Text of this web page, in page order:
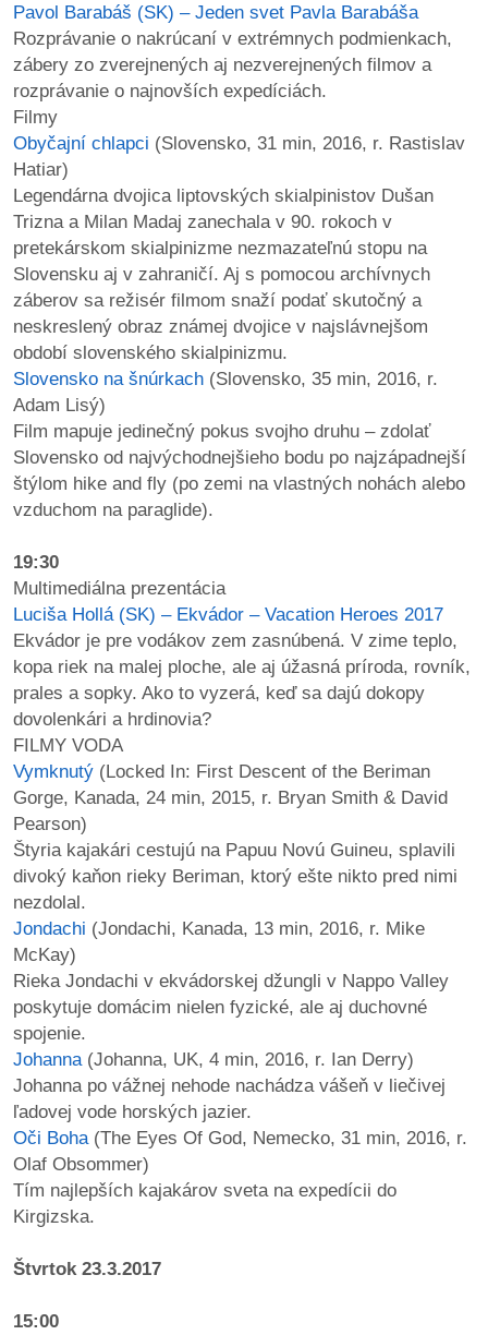
dobrá
prax
práca
odkazy
petície
z
médií
videá
vychádzky
/
knihy
/
výstavy
nás
podpora
podporte
nás
podporili
nás
autorské
zázemie
kontaktujte
nás
reklama
Pavol Barabáš (SK) – Jeden svet Pavla Barabáša
Rozprávanie o nakrúcaní v extrémnych podmienkach,
zábery zo zverejnených aj nezverejnených filmov a
rozprávanie o najnovších expedíciách.
Filmy
Obyčajní chlapci (Slovensko, 31 min, 2016, r. Rastislav
Hatiar)
Legendárna dvojica liptovských skialpinistov Dušan
Trizna a Milan Madaj zanechala v 90. rokoch v
pretekárskom skialpinizme nezmazateľnú stopu na
Slovensku aj v zahraničí. Aj s pomocou archívnych
záberov sa režisér filmom snaží podať skutočný a
neskreslený obraz známej dvojice v najslávnejšom
období slovenského skialpinizmu.
Slovensko na šnúrkach (Slovensko, 35 min, 2016, r.
Adam Lisý)
Film mapuje jedinečný pokus svojho druhu – zdolať
Slovensko od najvýchodnejšieho bodu po najzápadnejší
štýlom hike and fly (po zemi na vlastných nohách alebo
vzduchom na paraglide).
19:30
Multimediálna prezentácia
Luciša Hollá (SK) – Ekvádor – Vacation Heroes 2017
Ekvádor je pre vodákov zem zasnúbená. V zime teplo,
kopa riek na malej ploche, ale aj úžasná príroda, rovník,
prales a sopky. Ako to vyzerá, keď sa dajú dokopy
dovolenkári a hrdinovia?
FILMY VODA
Vymknutý (Locked In: First Descent of the Beriman
Gorge, Kanada, 24 min, 2015, r. Bryan Smith & David
Pearson)
Štyria kajakári cestujú na Papuu Novú Guineu, splavili
divoký kaňon rieky Beriman, ktorý ešte nikto pred nimi
nezdolal.
Jondachi (Jondachi, Kanada, 13 min, 2016, r. Mike
McKay)
Rieka Jondachi v ekvádorskej džungli v Nappo Valley
poskytuje domácim nielen fyzické, ale aj duchovné
spojenie.
Johanna (Johanna, UK, 4 min, 2016, r. Ian Derry)
Johanna po vážnej nehode nachádza vášeň v liečivej
ľadovej vode horských jazier.
Oči Boha (The Eyes Of God, Nemecko, 31 min, 2016, r.
Olaf Obsommer)
Tím najlepších kajakárov sveta na expedícii do
Kirgizska.
Štvrtok 23.3.2017
15:00